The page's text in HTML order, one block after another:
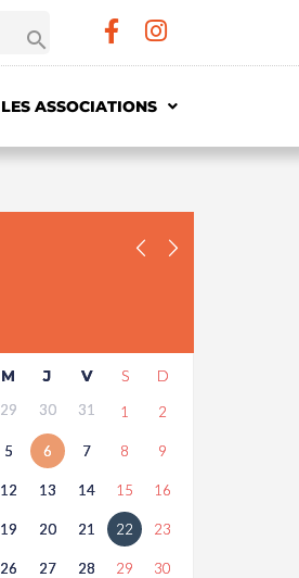
LES ASSOCIATIONS
M J V S D
29 30 31 1 2
5 6 7 8 9
12 13 14 15 16
19 20 21 22 23
26 27 28 29 30